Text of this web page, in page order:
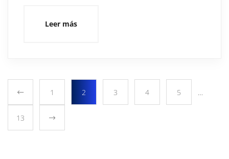
Leer más
1 2 3 4 5 …
13